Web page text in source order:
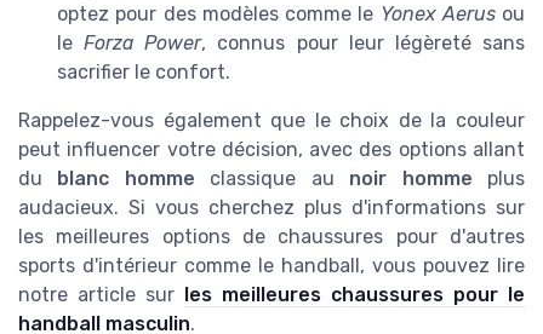
optez pour des modèles comme le Yonex Aerusou
leForza Power, connus pour leur légèreté sans
sacrifier le confort.
Rappelez-vous également que le choix de la couleur
peut influencer votre décision, avec des options allant
du blanc homme classique au noir homme plus
audacieux. Si vous cherchez plus d'informations sur
les meilleures options de chaussures pour d'autres
sports d'intérieur comme le handball, vous pouvez lire
notre article sur les meilleures chaussures pour le
handball masculin.